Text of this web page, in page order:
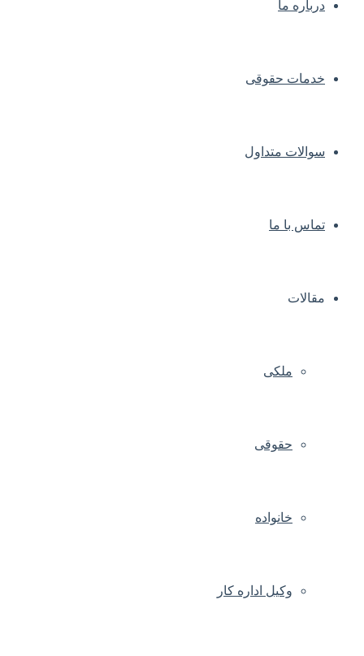
درباره ما
خدمات حقوقی
سوالات متداول
تماس با ما
مقالات
ملکی
حقوقی
خانواده
وکیل اداره کار